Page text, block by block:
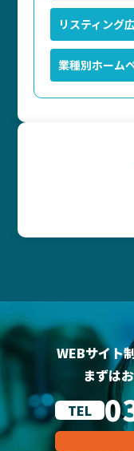
リスティング
業種別ホーム
WEBサイト
まずは
TEL